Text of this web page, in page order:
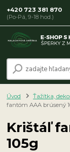
+420 723 381 870
(Po-Pá, 9-18 hod.)
Úvod Ťažítka,
fantóm AAA brúsený
Krištáľ
105g